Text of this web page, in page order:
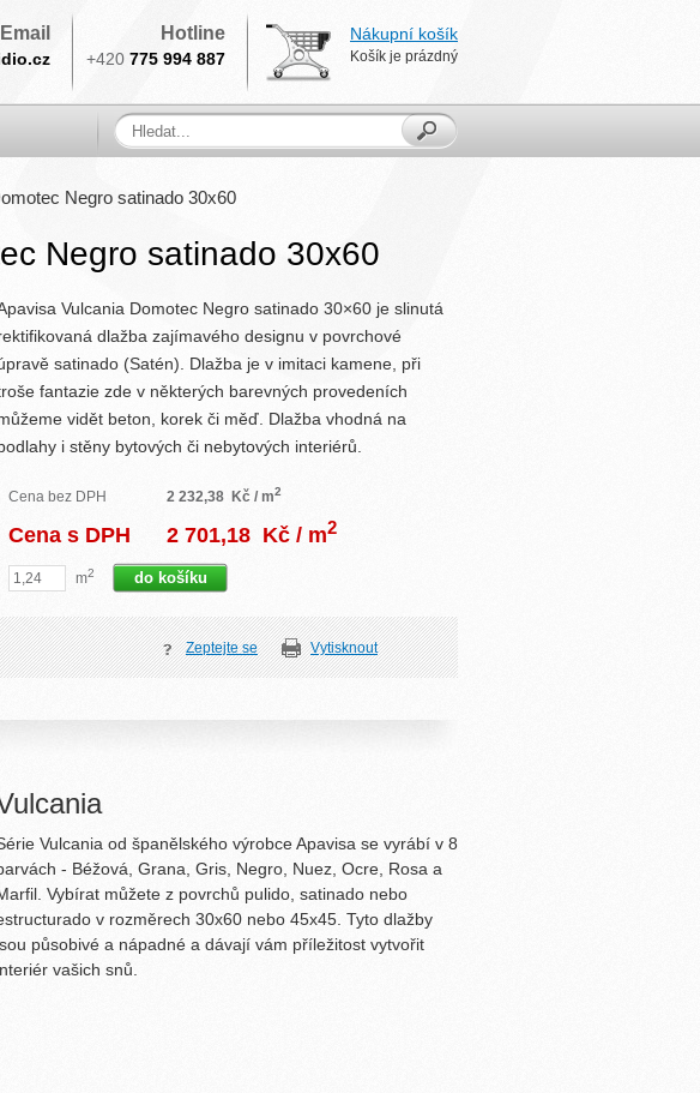
Email Hotline
+420 775 994 887
Nákupní košík
Košík je prázdný
Negro satinado 30x60
Negro satinado 30x60
Vulcania Domotec Negro satinado 30×60 je slinutá
dlažba zajímavého designu v povrchové
satinado (Satén). Dlažba je v imitaci kamene, při
fantazie zde v některých barevných provedeních
vidět beton, korek či měď. Dlažba vhodná na
i stěny bytových či nebytových interiérů.
Cena bez DPH 2 232,38 Kč / m2
Cena s DPH 2 701,18 Kč / m2
m2
Zeptejte se Vytisknout
Vulcania od španělského výrobce Apavisa se vyrábí v 8
- Béžová, Grana, Gris, Negro, Nuez, Ocre, Rosa a
Vybírat můžete z povrchů pulido, satinado nebo
v rozměrech 30x60 nebo 45x45. Tyto dlažby
působivé a nápadné a dávají vám příležitost vytvořit
vašich snů.